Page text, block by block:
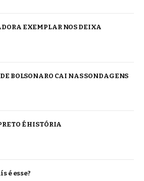
EXEMPLAR NOS DEIXA
BOLSONARO CAI NAS SONDAGENS
É HISTÓRIA
é esse?